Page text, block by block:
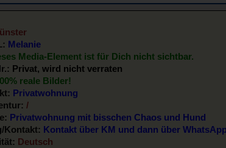
Melanie
Media-Element ist für Dich nicht sichtbar.
Privat, wird nicht verraten
reale Bilder!
Privatwohnung
/
Privatwohnung mit bisschen Chaos und Hund
Kontakt: Kontakt über KM und dann über
Deutsch